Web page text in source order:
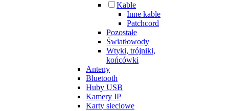
Kable
Inne kable
Patchcord
Pozostałe
Światłowody
Wtyki, trójniki,
końcówki
Anteny
Bluetooth
Huby USB
Kamery IP
Karty sieciowe